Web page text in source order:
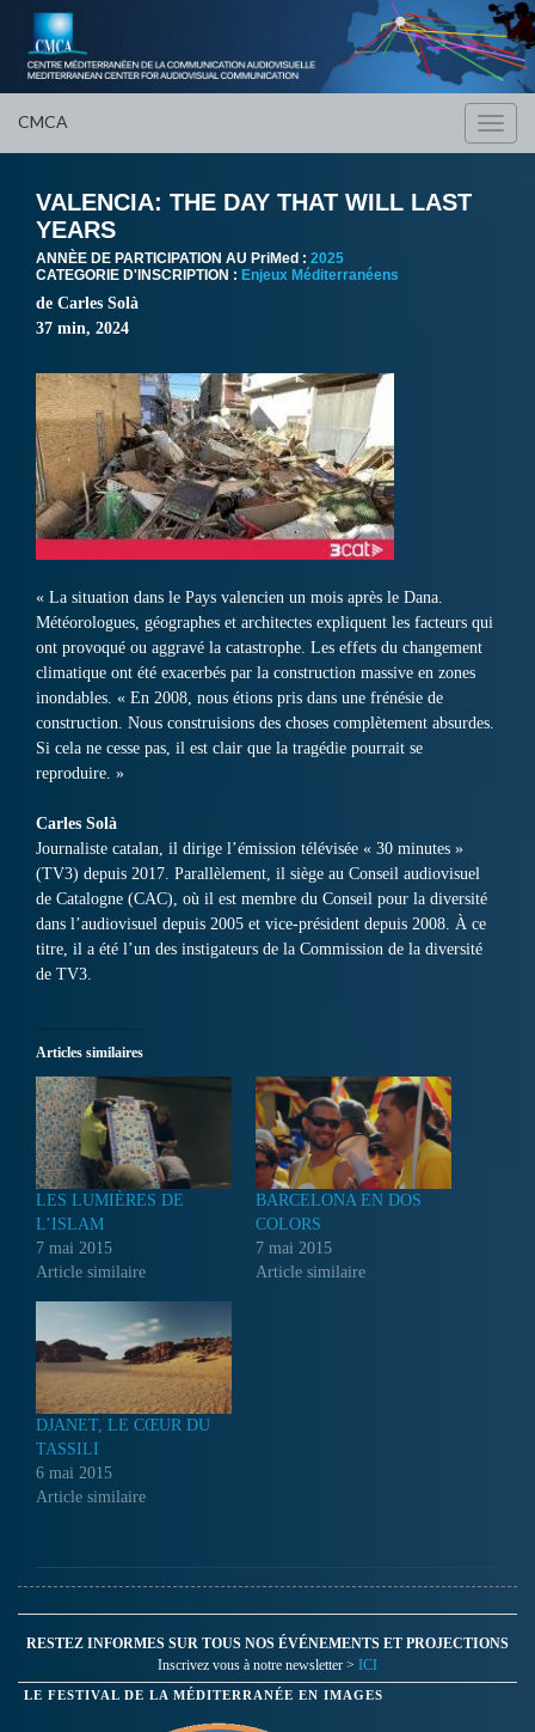
CMCA
VALENCIA: THE DAY THAT WILL LAST
YEARS
ANNÈE DE PARTICIPATION AU PriMed : 2025
CATEGORIE D'INSCRIPTION : Enjeux Méditerranéens
de Carles Solà
37 min, 2024
« La situation dans le Pays valencien un mois après le Dana.
Météorologues, géographes et architectes expliquent les facteurs qui
ont provoqué ou aggravé la catastrophe. Les effets du changement
climatique ont été exacerbés par la construction massive en zones
inondables. « En 2008, nous étions pris dans une frénésie de
construction. Nous construisions des choses complètement absurdes.
Si cela ne cesse pas, il est clair que la tragédie pourrait se
reproduire. »
Carles Solà
Journaliste catalan, il dirige l’émission télévisée « 30 minutes »
(TV3) depuis 2017. Parallèlement, il siège au Conseil audiovisuel
de Catalogne (CAC), où il est membre du Conseil pour la diversité
dans l’audiovisuel depuis 2005 et vice-président depuis 2008. À ce
titre, il a été l’un des instigateurs de la Commission de la diversité
de TV3.
Articles similaires
LES LUMIÈRES DE
L’ISLAM
7 mai 2015
Article similaire
BARCELONA EN DOS
COLORS
7 mai 2015
Article similaire
DJANET, LE CŒUR DU
TASSILI
6 mai 2015
Article similaire
RESTEZ INFORMES SUR TOUS NOS ÉVÉNEMENTS ET PROJECTIONS
Inscrivez vous à notre newsletter > ICI
LE FESTIVAL DE LA MÉDITERRANÉE EN IMAGES